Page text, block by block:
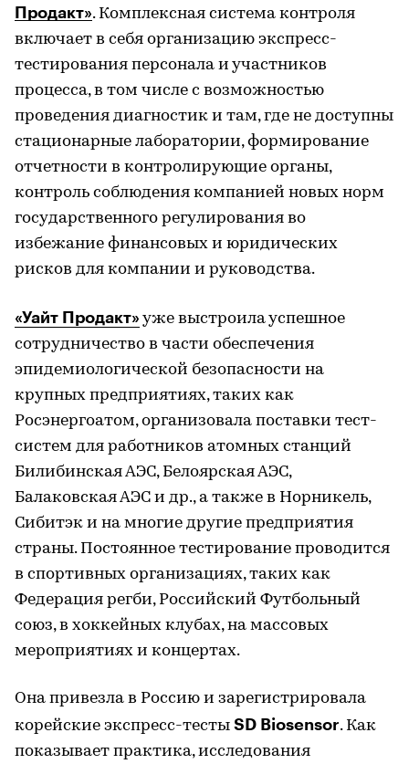
Продакт». Комплексная система контроля
включает в себя организацию экспресс-
тестирования персонала и участников
процесса, в том числе с возможностью
проведения диагностик и там, где не доступны
стационарные лаборатории, формирование
отчетности в контролирующие органы,
контроль соблюдения компанией новых норм
государственного регулирования во
избежание финансовых и юридических
рисков для компании и руководства.
«Уайт Продакт» уже выстроила успешное
сотрудничество в части обеспечения
эпидемиологической безопасности на
крупных предприятиях, таких как
Росэнергоатом, организовала поставки тест-
систем для работников атомных станций
Билибинская АЭС, Белоярская АЭС,
Балаковская АЭС и др., а также в Норникель,
Сибитэк и на многие другие предприятия
страны. Постоянное тестирование проводится
в спортивных организациях, таких как
Федерация регби, Российский Футбольный
союз, в хоккейных клубах, на массовых
мероприятиях и концертах.
Она привезла в Россию и зарегистрировала
корейские экспресс-тесты SD Biosensor. Как
показывает практика, исследования